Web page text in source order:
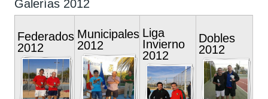
Galerías 2012
Federados
2012
Municipales
2012
Liga
Invierno
2012
Dobles
2012